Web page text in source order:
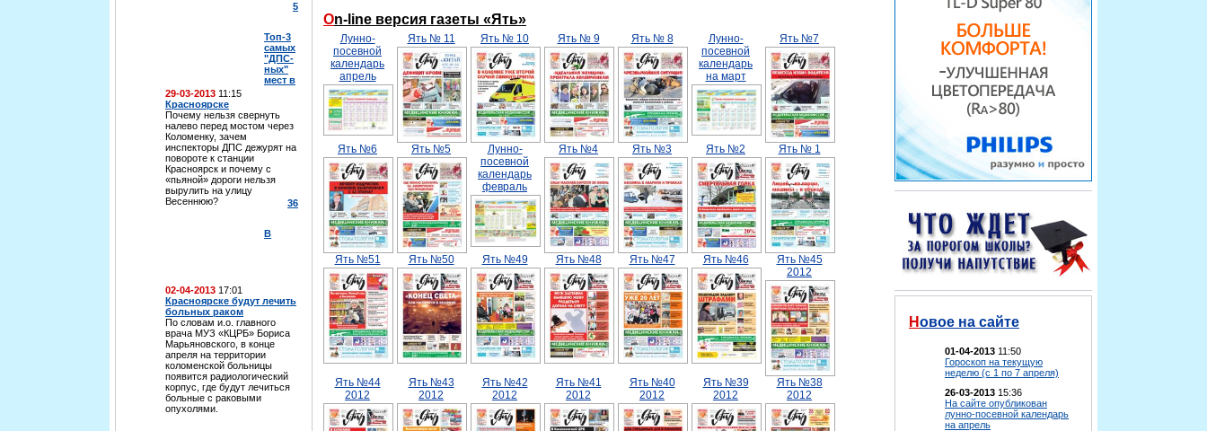
5
29-03-2013 11:15
Топ-3
самых
"ДПС-
ных"
мест в
Красноярске
Почему нельзя свернуть
налево перед мостом через
Коломенку, зачем
инспекторы ДПС дежурят на
повороте к станции
Красноярск и почему с
«пьяной» дороги нельзя
вырулить на улицу
Весеннюю?
36
02-04-2013 17:01
В
Красноярске будут лечить
больных раком
По словам и.о. главного
врача МУЗ «КЦРБ» Бориса
Марьяновского, в конце
апреля на территории
коломенской больницы
появится радиологический
корпус, где будут лечиться
больные с раковыми
опухолями.
On-line версия газеты «Ять»
Лунно-
посевной
календарь
апрель
Ять № 11 Ять № 10 Ять № 9 Ять № 8
Лунно-
посевной
календарь
на март
Ять №7
Ять №6 Ять №5
Лунно-
посевной
календарь
февраль
Ять №4 Ять №3 Ять №2 Ять № 1
Ять №51 Ять №50 Ять №49 Ять №48 Ять №47 Ять №46
Ять №45
2012
Ять №44
2012
Ять №43
2012
Ять №42
2012
Ять №41
2012
Ять №40
2012
Ять №39
2012
Ять №38
2012
Новое на сайте
01-04-2013 11:50
Гороскоп на текущую
неделю (с 1 по 7 апреля)
26-03-2013 15:36
На сайте опубликован
лунно-посевной календарь
на апрель